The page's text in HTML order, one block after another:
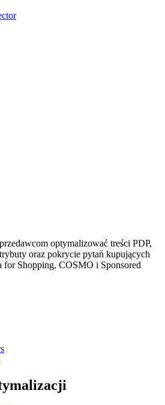
optymalizować treści PDP,
oraz pokrycie pytań kupujących
for Shopping, COSMO i Sponsored